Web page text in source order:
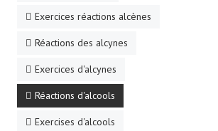
Exercices réactions alcènes
Réactions des alcynes
Exercices d'alcynes
Réactions d'alcools
Exercises d'alcools